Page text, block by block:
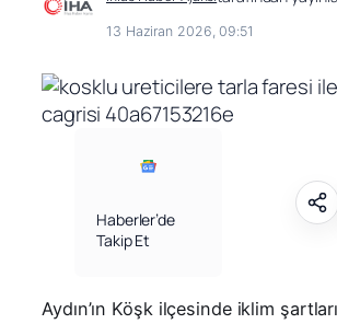
13 Haziran 2026, 09:51
Haberler’de
Takip Et
Aydın’ın Köşk ilçesinde iklim